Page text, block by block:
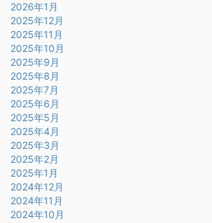
2026年1月
2025年12月
2025年11月
2025年10月
2025年9月
2025年8月
2025年7月
2025年6月
2025年5月
2025年4月
2025年3月
2025年2月
2025年1月
2024年12月
2024年11月
2024年10月